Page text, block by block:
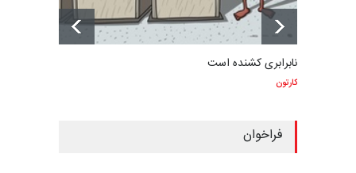
نابرابری کشنده است
کارتون
فراخوان